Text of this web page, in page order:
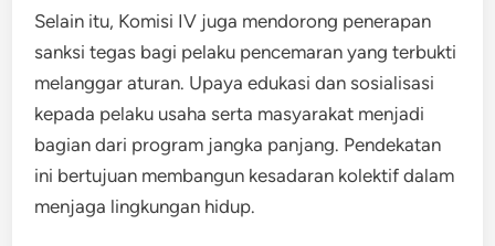
Selain itu, Komisi IV juga mendorong penerapan
sanksi tegas bagi pelaku pencemaran yang terbukti
melanggar aturan. Upaya edukasi dan sosialisasi
kepada pelaku usaha serta masyarakat menjadi
bagian dari program jangka panjang. Pendekatan
ini bertujuan membangun kesadaran kolektif dalam
menjaga lingkungan hidup.